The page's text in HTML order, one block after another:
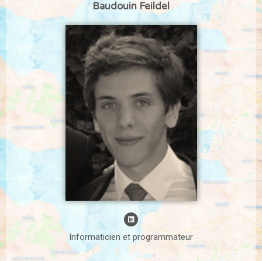
Baudouin Feildel
Informaticien et programmateur